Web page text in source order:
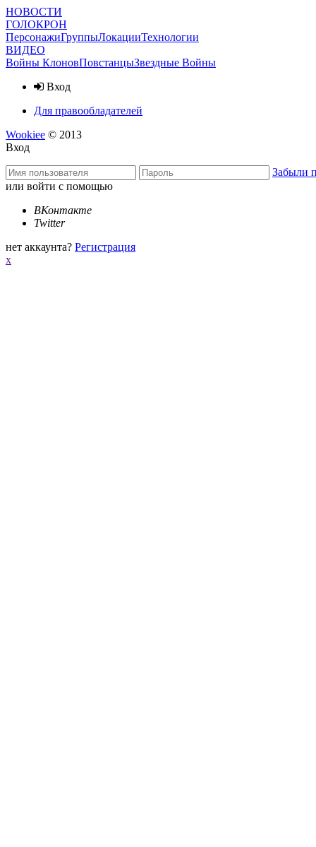
НОВОСТИ
ГОЛОКРОН
ПерсонажиГруппыЛокацииТехнологии
ВИДЕО
Войны КлоновПовстанцыЗвездные Войны
Вход
Для правообладателей
Wookiee © 2013
Вход
Забыли
или войти с помощью
ВКонтакте
Twitter
нет аккаунта? Регистрация
x